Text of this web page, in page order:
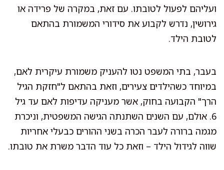
ועליהם לפעול לטובתו. עם זאת, במקרה של פרידה או
גירושין, נדרש לקבוע את סידורי המשמורת בהתאם
לטובת הילד.
בעבר, בתי המשפט נטו להעניק משמורת עיקרית לאם,
במיוחד כשהילדים צעירים, וזאת בהתאם ל"חזקת הגיל
הרך" הקבועה בחוק, אשר מעניקה עדיפות לאם עד גיל
6. אולם, עם השנים השתנתה הגישה המשפטית, וניכרת
מגמה ברורה לעבר הכרה בשני ההורים כבעלי אחריות
שווה לגידול הילד – וזאת כל עוד הדבר משרת את טובתו.